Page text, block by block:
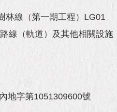
林線（第一期工程）LG01
線（軌道）及其他相關設施
地字第1051309600號